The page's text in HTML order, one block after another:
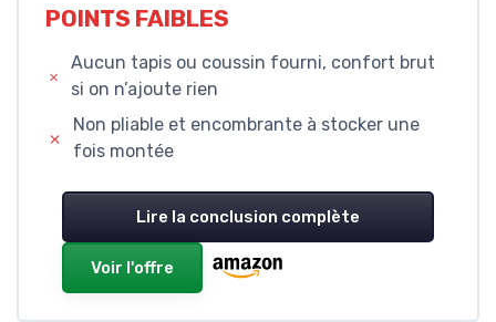
POINTS FAIBLES
Aucun tapis ou coussin fourni, confort brut
si on n’ajoute rien
Non pliable et encombrante à stocker une
fois montée
Lire la conclusion complète
Voir l'offre